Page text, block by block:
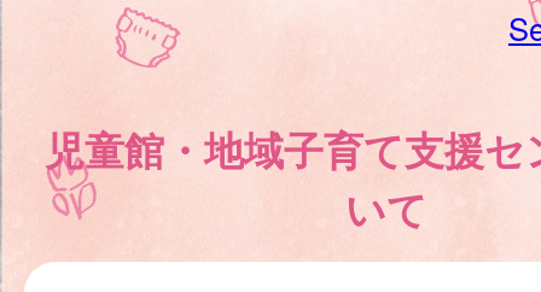
児童館・地域子育て支援
いて